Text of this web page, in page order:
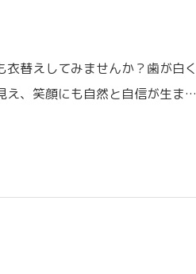
替えしてみませんか？歯が白く
、笑顔にも自然と自信が生まれ